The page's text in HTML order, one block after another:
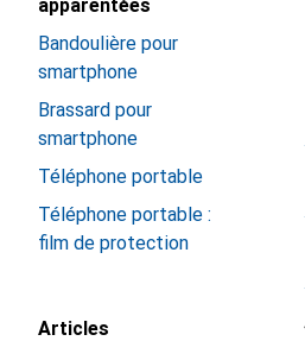
apparentées
Bandoulière pour
smartphone
Brassard pour
smartphone
Téléphone portable
Téléphone portable :
film de protection
Articles